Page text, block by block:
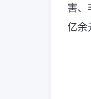
害、
亿余